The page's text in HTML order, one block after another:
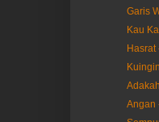
Garis
Kau
Hasrat
Angan